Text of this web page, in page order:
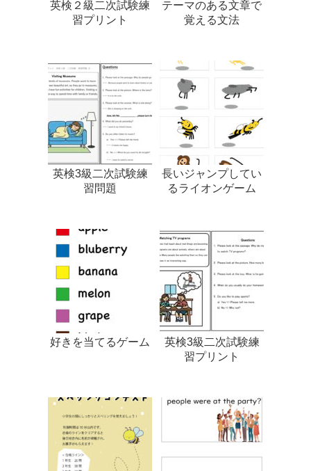
英検２級二次試験練
習プリント
テーマのある文章で
覚える文法
英検3級二次試験練
習問題
長いジャンプしてい
るライオンゲーム
好きを当てるゲーム
英検3級二次試験練
習プリント